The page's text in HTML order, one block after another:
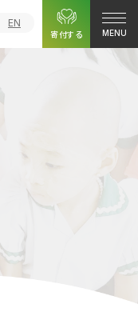
EN
寄付する
MENU